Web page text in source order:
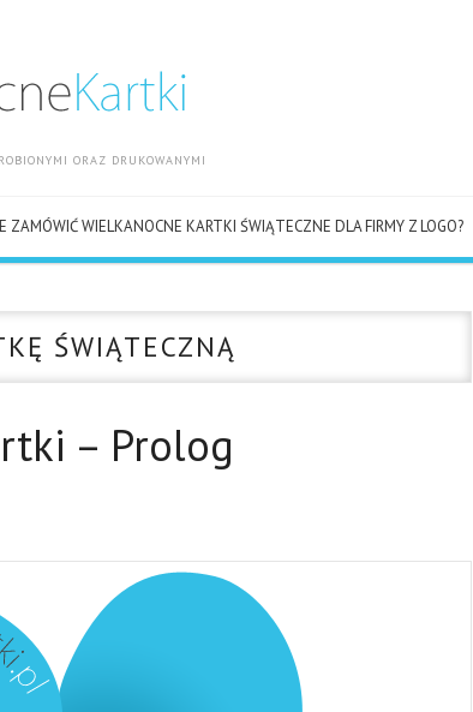
ORAZ DRUKOWANYMI
ZAMÓWIĆ WIELKANOCNE KARTKI ŚWIĄTECZNE DLA FIRMY Z LOGO?
ŚWIĄTECZNĄ
– Prolog